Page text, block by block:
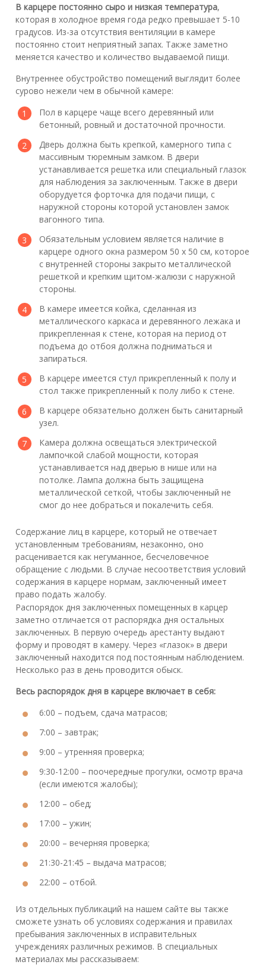
В карцере постоянно сыро и низкая температура,
которая в холодное время года редко превышает 5-10
градусов. Из-за отсутствия вентиляции в камере
постоянно стоит неприятный запах. Также заметно
меняется качество и количество выдаваемой пищи.
Внутреннее обустройство помещений выглядит более
сурово нежели чем в обычной камере:
Пол в карцере чаще всего деревянный или
бетонный, ровный и достаточной прочности.
Дверь должна быть крепкой, камерного типа с
массивным тюремным замком. В двери
устанавливается решетка или специальный глазок
для наблюдения за заключенным. Также в двери
оборудуется форточка для подачи пищи, с
наружной стороны которой установлен замок
вагонного типа.
Обязательным условием является наличие в
карцере одного окна размером 50 х 50 см, которое
с внутренней стороны закрыто металлической
решеткой и крепким щитом-жалюзи с наружной
стороны.
В камере имеется койка, сделанная из
металлического каркаса и деревянного лежака и
прикрепленная к стене, которая на период от
подъема до отбоя должна подниматься и
запираться.
В карцере имеется стул прикрепленный к полу и
стол также прикрепленный к полу либо к стене.
В карцере обязательно должен быть санитарный
узел.
Камера должна освещаться электрической
лампочкой слабой мощности, которая
устанавливается над дверью в нише или на
потолке. Лампа должна быть защищена
металлической сеткой, чтобы заключенный не
смог до нее добраться и покалечить себя.
Содержание лиц в карцере, который не отвечает
установленным требованиям, незаконно, оно
расценивается как негуманное, бесчеловечное
обращение с людьми. В случае несоответствия условий
содержания в карцере нормам, заключенный имеет
право подать жалобу.
Распорядок дня заключенных помещенных в карцер
заметно отличается от распорядка дня остальных
заключенных. В первую очередь арестанту выдают
форму и проводят в камеру. Через «глазок» в двери
заключенный находится под постоянным наблюдением.
Несколько раз в день проводится обыск.
Весь распорядок дня в карцере включает в себя:
6:00 – подъем, сдача матрасов;
7:00 – завтрак;
9:00 – утренняя проверка;
9:30-12:00 – поочередные прогулки, осмотр врача
(если имеются жалобы);
12:00 – обед;
17:00 – ужин;
20:00 – вечерняя проверка;
21:30-21:45 – выдача матрасов;
22:00 – отбой.
Из отдельных публикаций на нашем сайте вы также
сможете узнать об условиях содержания и правилах
пребывания заключенных в исправительных
учреждениях различных режимов. В специальных
материалах мы рассказываем: